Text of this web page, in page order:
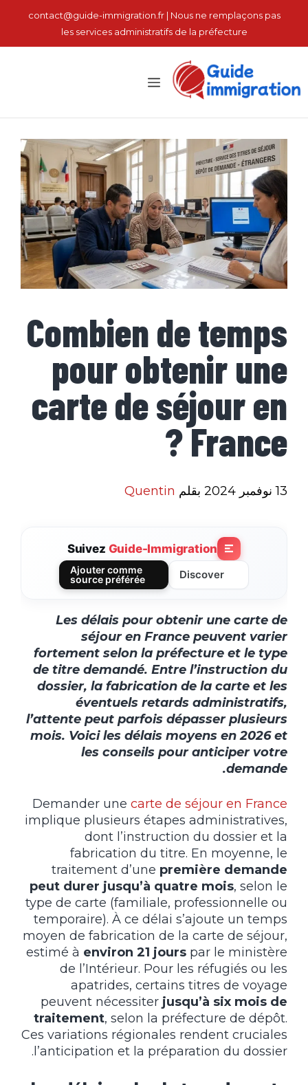
contact@guide-immigration.fr | Nous ne remplaçons pas
les services administratifs de la préfecture
القائمة
Combien de temps
pour obtenir une
carte de séjour en
France ?
13 نوفمبر 2024 بقلم Quentin
Suivez Guide-Immigration
Discover
Ajouter comme
source préférée
Les délais pour obtenir une carte de
séjour en France peuvent varier
fortement selon la préfecture et le type
de titre demandé. Entre l’instruction du
dossier, la fabrication de la carte et les
éventuels retards administratifs,
l’attente peut parfois dépasser plusieurs
mois. Voici les délais moyens en 2026 et
les conseils pour anticiper votre
demande.
Demander une carte de séjour en France
implique plusieurs étapes administratives,
dont l’instruction du dossier et la
fabrication du titre. En moyenne, le
traitement d’une première demande
peut durer jusqu’à quatre mois, selon le
type de carte (familiale, professionnelle ou
temporaire). À ce délai s’ajoute un temps
moyen de fabrication de la carte de séjour,
estimé à environ 21 jours par le ministère
de l’Intérieur. Pour les réfugiés ou les
apatrides, certains titres de voyage
peuvent nécessiter jusqu’à six mois de
traitement, selon la préfecture de dépôt.
Ces variations régionales rendent cruciales
l’anticipation et la préparation du dossier.